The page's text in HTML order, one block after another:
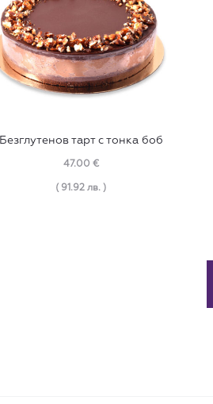
Безглутенов тарт с тонка боб
47.00 €
( 91.92 лв. )